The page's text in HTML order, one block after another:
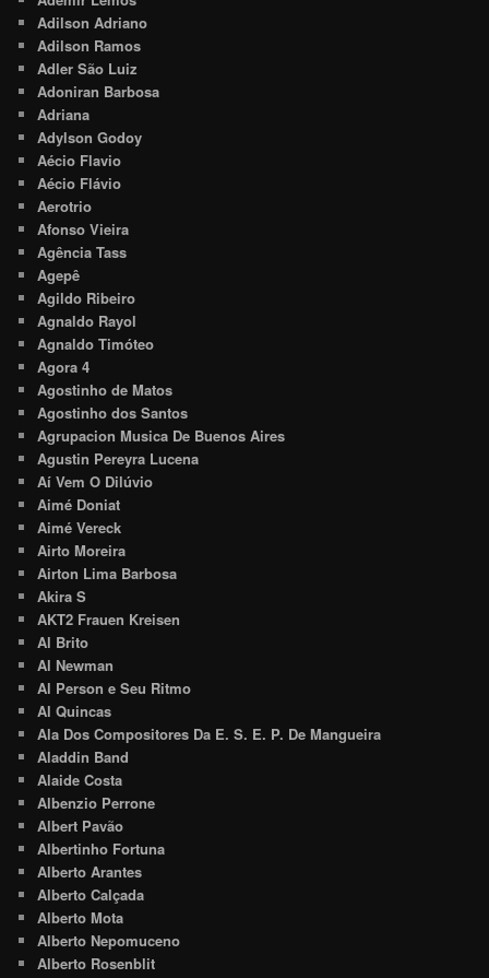
Adilson Adriano
Adilson Ramos
Adler São Luiz
Adoniran Barbosa
Adriana
Adylson Godoy
Aécio Flavio
Aécio Flávio
Aerotrio
Afonso Vieira
Agência Tass
Agepê
Agildo Ribeiro
Agnaldo Rayol
Agnaldo Timóteo
Agora 4
Agostinho de Matos
Agostinho dos Santos
Agrupacion Musica De Buenos Aires
Agustin Pereyra Lucena
Aí Vem O Dilúvio
Aimé Doniat
Aimé Vereck
Airto Moreira
Airton Lima Barbosa
Akira S
AKT2 Frauen Kreisen
Al Brito
Al Newman
Al Person e Seu Ritmo
Al Quincas
Ala Dos Compositores Da E. S. E. P. De Mangueira
Aladdin Band
Alaide Costa
Albenzio Perrone
Albert Pavão
Albertinho Fortuna
Alberto Arantes
Alberto Calçada
Alberto Mota
Alberto Nepomuceno
Alberto Rosenblit